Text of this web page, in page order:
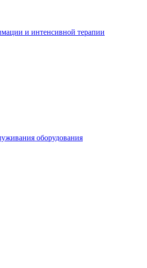
и интенсивной терапии
оборудования